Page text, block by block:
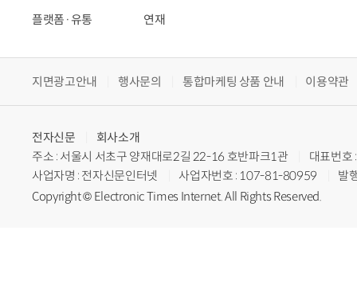
플랫폼·유통
연재
지면광고안내 행사문의 통합마케팅 상품 안내 이용약관
전자신문
회사소개
주소 : 서울시 서초구 양재대로2길 22-16 호반파크1관
대표번
사업자명 : 전자신문인터넷
사업자번호 : 107-81-80959
발
Copyright © Electronic Times Internet. All Rights Reserved.